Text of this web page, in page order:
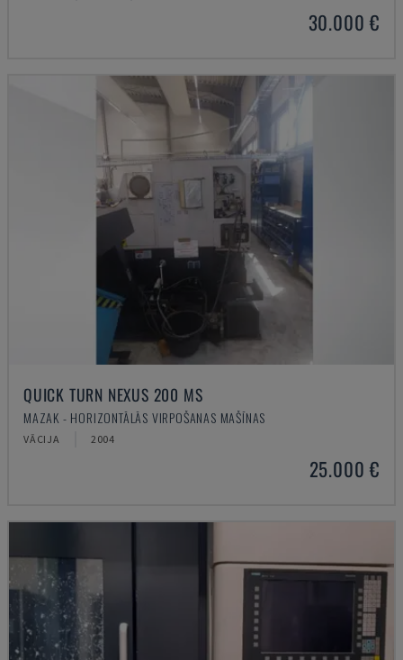
30.000 €
QUICK TURN NEXUS 200 MS
MAZAK - HORIZONTĀLĀS VIRPOŠANAS MAŠĪNAS
VĀCIJA 2004
25.000 €